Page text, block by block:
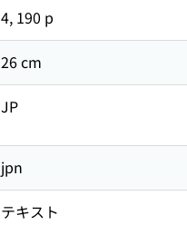
4, 190 p
26 cm
JP
jpn
テキスト